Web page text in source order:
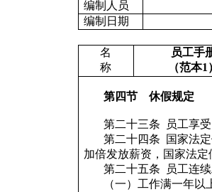
编制人员
编制日期
名
称
员工手
（范本1
第四节 休假规定
第二十三条
员工享
第二十四条
国家法
加倍发放薪资，国家法
第二十五条
员工连
（一）工作满一年